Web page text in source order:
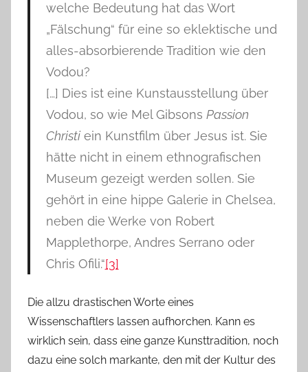
welche Bedeutung hat das Wort
„Fälschung“ für eine so eklektische und
alles-absorbierende Tradition wie den
Vodou?
[…] Dies ist eine Kunstausstellung über
Vodou, so wie Mel Gibsons Passion
Christiein Kunstfilm über Jesus ist. Sie
hätte nicht in einem ethnografischen
Museum gezeigt werden sollen. Sie
gehört in eine hippe Galerie in Chelsea,
neben die Werke von Robert
Mapplethorpe, Andres Serrano oder
Chris Ofili.“[3]
Die allzu drastischen Worte eines
Wissenschaftlers lassen aufhorchen. Kann es
wirklich sein, dass eine ganze Kunsttradition, noch
dazu eine solch markante, den mit der Kultur des